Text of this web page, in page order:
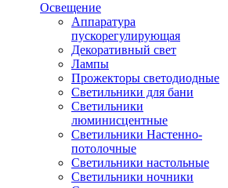
Освещение
Аппаратура
пускорегулирующая
Декоративный свет
Лампы
Прожекторы светодиодные
Светильники для бани
Светильники
люминисцентные
Светильники Настенно-
потолочные
Светильники настольные
Светильники ночники